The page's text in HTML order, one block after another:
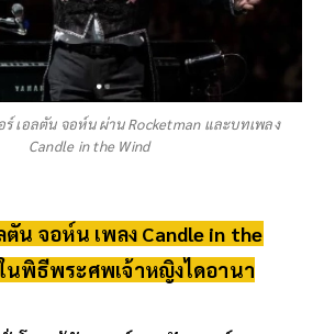
ร์ เอลตัน จอห์น ผ่าน Rocketman และบทเพลง
Candle in the Wind
ตัน จอห์น เพลง Candle in the
นพิธีพระศพเจ้าหญิงไดอานา